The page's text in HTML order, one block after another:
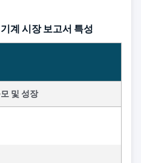
계 시장 보고서 특성
및 성장